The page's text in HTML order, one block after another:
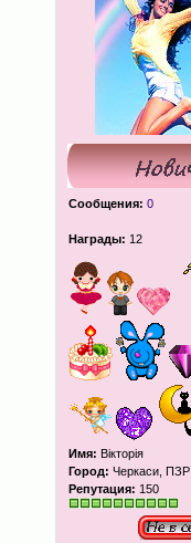
Сообщения: 0
Награды: 12
Имя: Вікторія
Город: Черкаси, ПЗР
Репутация: 150